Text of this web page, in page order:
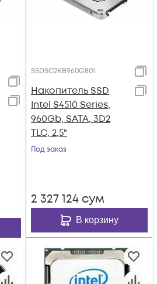
SSDSC2KB960G801
Накопитель SSD
Intel S4510 Series,
960Gb, SATA, 3D2
TLC, 2,5"
Под заказ
2 327 124 сум
В корзину